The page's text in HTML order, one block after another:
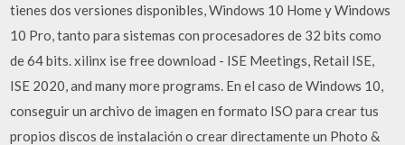
tienes dos versiones disponibles, Windows 10 Home y Windows
10 Pro, tanto para sistemas con procesadores de 32 bits como
de 64 bits. xilinx ise free download - ISE Meetings, Retail ISE,
ISE 2020, and many more programs. En el caso de Windows 10,
conseguir un archivo de imagen en formato ISO para crear tus
propios discos de instalación o crear directamente un Photo &